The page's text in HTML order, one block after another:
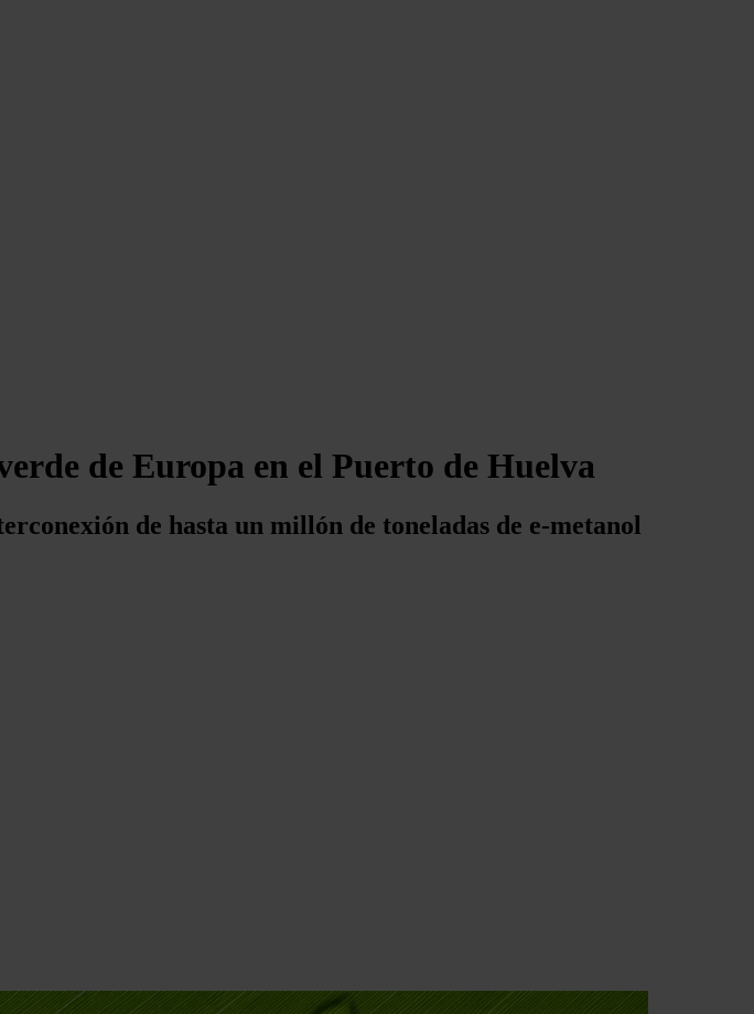
de Europa en el Puerto de Huelva
de hasta un millón de toneladas de e-metanol